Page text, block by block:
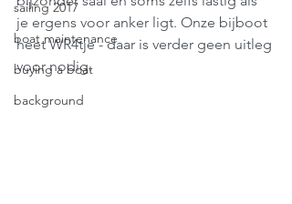
sailing 2017
boat maintenance
buying a boat
background
je ergens voor anker ligt. Onze bijboot
heet WR4tje - daar is verder geen uitleg
voor nodig.